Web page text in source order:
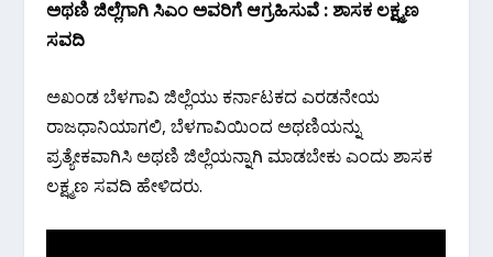
ಅಥಣಿ ಜಿಲ್ಲೆಗಾಗಿ ಸಿಎಂ ಅವರಿಗೆ ಆಗ್ರಹಿಸುವೆ : ಶಾಸಕ ಲಕ್ಷ್ಮಣ
ಸವದಿ
ಅಖಂಡ ಬೆಳಗಾವಿ ಜಿಲ್ಲೆಯು ಕರ್ನಾಟಕದ ಎರಡನೇಯ
ರಾಜಧಾನಿಯಾಗಲಿ, ಬೆಳಗಾವಿಯಿಂದ ಅಥಣಿಯನ್ನು
ಪ್ರತ್ಯೇಕವಾಗಿಸಿ ಅಥಣಿ ಜಿಲ್ಲೆಯನ್ನಾಗಿ ಮಾಡಬೇಕು ಎಂದು ಶಾಸಕ
ಲಕ್ಷ್ಮಣ ಸವದಿ ಹೇಳಿದರು.